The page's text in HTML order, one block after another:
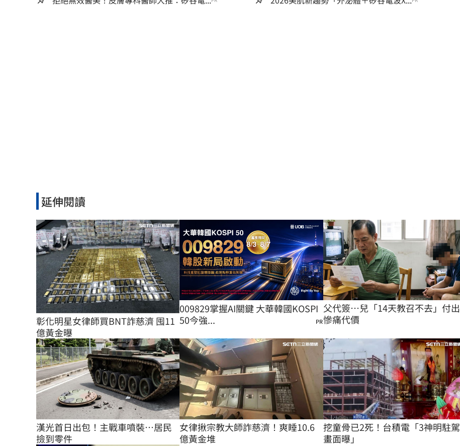
延伸閱讀
彰化明星女律師買BNT詐慈濟 囤11
億黃金曝
009829掌握AI關鍵 大華韓國KOSPI
50今強...
PR
父代簽…兒「14天教召不去」付出
慘痛代價
漢光首日出包！主戰車噴裝…居民
撿到零件
女律揪宗教大師詐慈濟！爽睡10.6
億黃金堆
挖童骨已2死！台積電「3神明駐駕
畫面曝」